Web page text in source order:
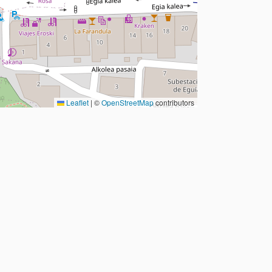
Leaflet | ©OpenStreetMapcontributors